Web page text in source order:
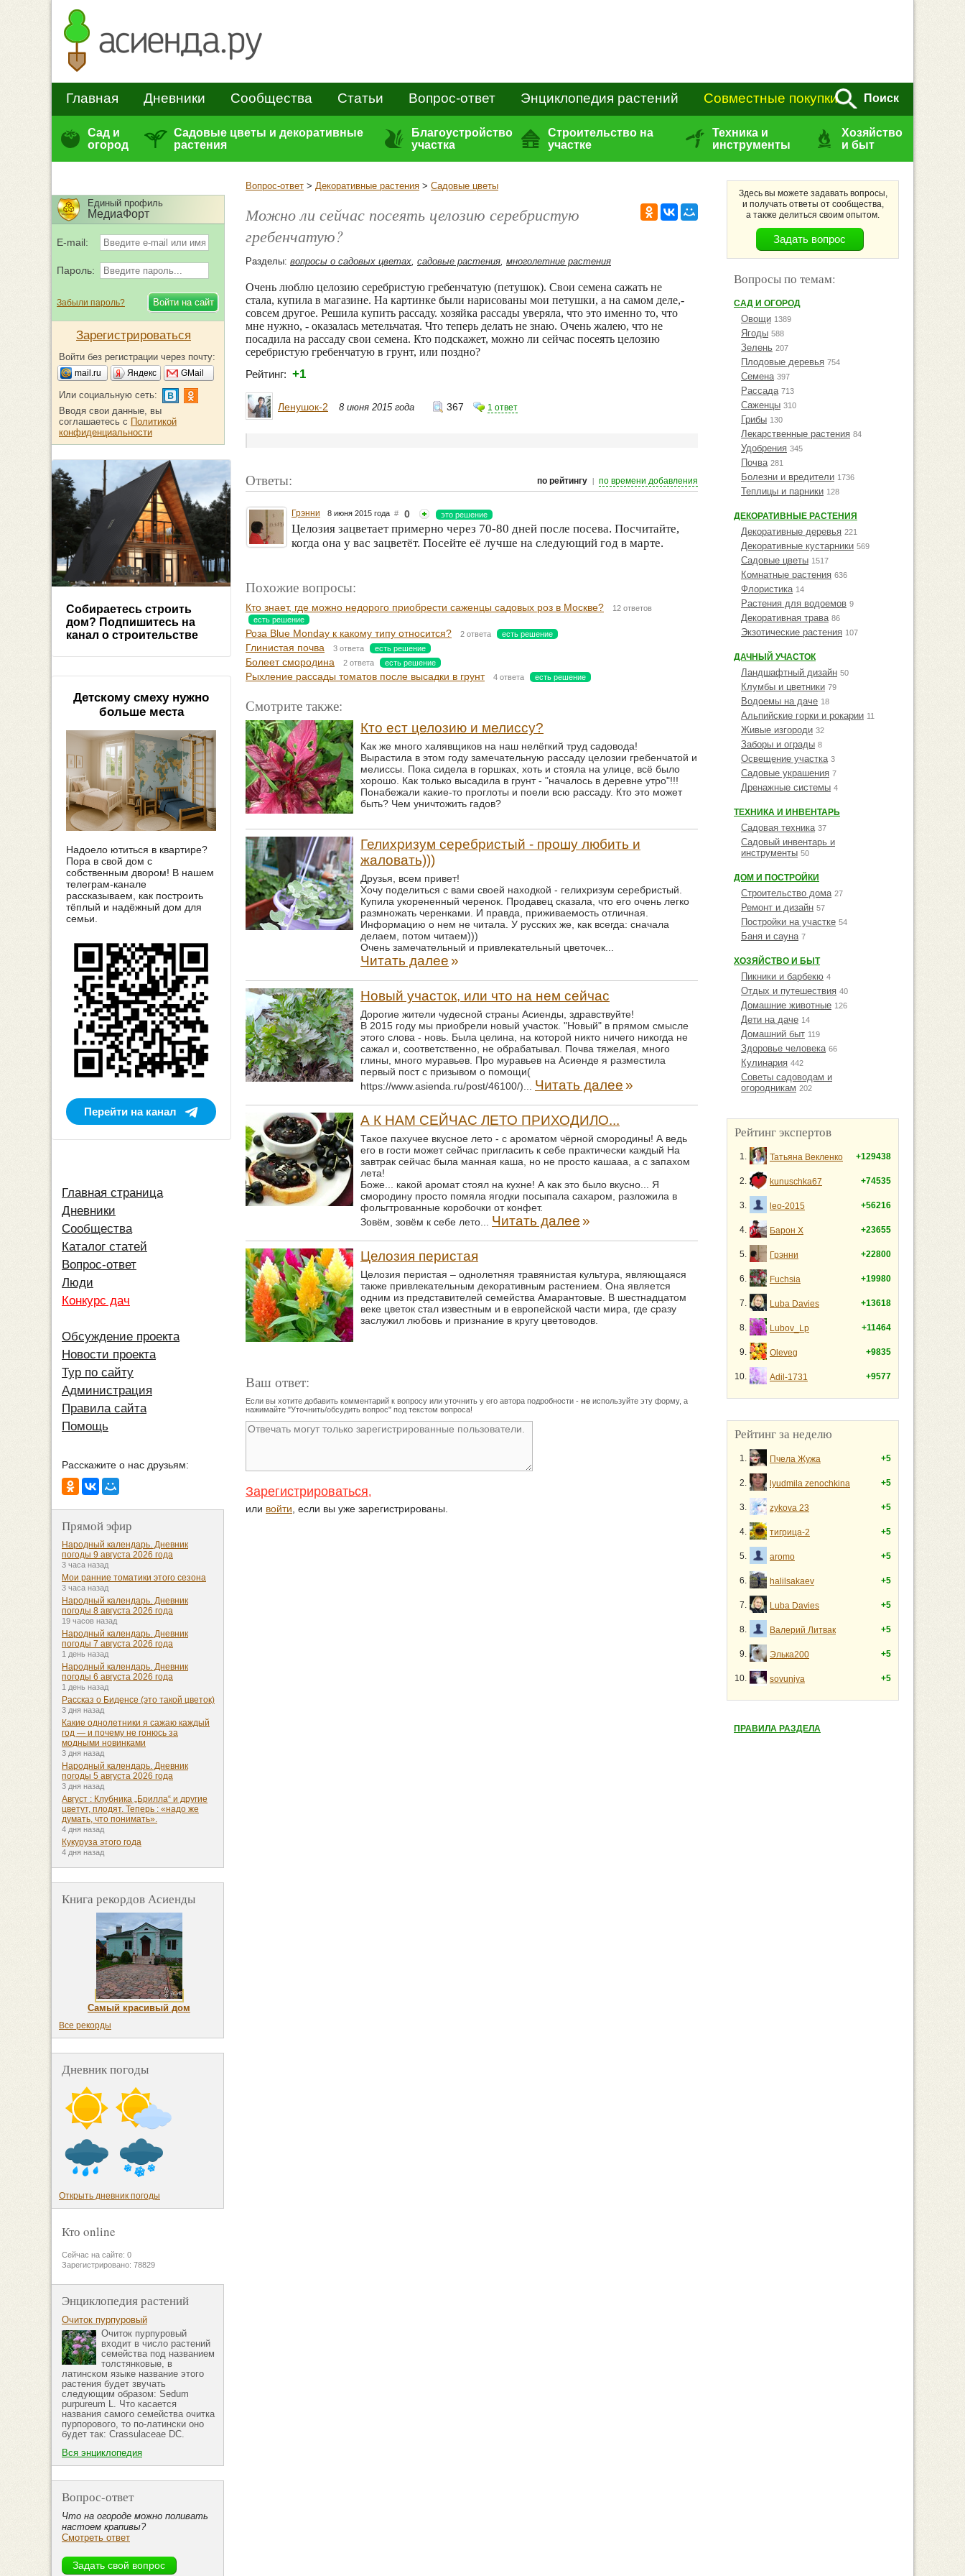
Главная Дневники Сообщества Статьи Вопрос-ответ Энциклопедия растений Совместные покупки Поиск
Сад и
огород
Садовые цветы и декоративные
растения
Благоустройство
участка
Строительство на
участке
Техника и
инструменты
Хозяйство
и быт
Вопрос-ответ > Декоративные растения > Садовые цветы
Можно ли сейчас посеять целозию серебристую
гребенчатую?
Разделы: вопросы о садовых цветах, садовые растения, многолетние растения
Очень люблю целозию серебристую гребенчатую (петушок). Свои семена сажать не
стала, купила в магазине. На картинке были нарисованы мои петушки, а на самом деле,-
совсем другое. Решила купить рассаду. хозяйка рассады уверяла, что это именно то, что
мне нужно, - оказалась метельчатая. Что теперь делать не знаю. Очень жалею, что не
посадила на рассаду свои семена. Кто подскажет, можно ли сейчас посеять целозию
серебристую гребенчатую в грунт, или поздно?
Рейтинг: +1
Ленушок-2 8 июня 2015 года 367 1 ответ
Ответы: по рейтингу | по времени добавления
Грэнни 8 июня 2015 года # 0 это решение
Целозия зацветает примерно через 70-80 дней после посева. Посчитайте,
когда она у вас зацветёт. Посейте её лучше на следующий год в марте.
Похожие вопросы:
Кто знает, где можно недорого приобрести саженцы садовых роз в Москве?
12 ответов
есть решение
Роза Blue Monday к какому типу относится? 2 ответа есть решение
Глинистая почва 3 ответа есть решение
Болеет смородина 2 ответа есть решение
Рыхление рассады томатов после высадки в грунт 4 ответа есть решение
Смотрите также:
Кто ест целозию и мелиссу?
Как же много халявщиков на наш нелёгкий труд садовода!
Вырастила в этом году замечательную рассаду целозии гребенчатой и
мелиссы. Пока сидела в горшках, хоть и стояла на улице, всё было
хорошо. Как только высадила в грунт - "началось в деревне утро"!!!
Понабежали какие-то проглоты и поели всю рассаду. Кто это может
быть? Чем уничтожить гадов?
Гелихризум серебристый - прошу любить и
жаловать)))
Друзья, всем привет!
Хочу поделиться с вами своей находкой - гелихризум серебристый.
Купила укоренeнный черенок. Продавец сказала, что его очень легко
размножать черенками. И правда, приживаемость отличная.
Информацию о нeм не читала. У русских же, как всегда: сначала
делаем, потом читаем)))
Очень замечательный и привлекательный цветочек...
Читать далее»
Новый участок, или что на нем сейчас
Дорогие жители чудесной страны Асиенды, здравствуйте!
В 2015 году мы приобрели новый участок. "Новый" в прямом смысле
этого слова - новь. Была целина, на которой никто ничего никогда не
сажал и, соответственно, не обрабатывал. Почва тяжелая, много
глины, много муравьев. Про муравьев на Асиенде я разместила
первый пост с призывом о помощи(
https://www.asienda.ru/post/46100/)... Читать далее»
А К НАМ СЕЙЧАС ЛЕТО ПРИХОДИЛО...
Такое пахучее вкусное лето - с ароматом чёрной смородины! А ведь
его в гости может сейчас пригласить к себе практически каждый На
завтрак сейчас была манная каша, но не просто кашааа, а с запахом
лета!
Боже... какой аромат стоял на кухне! А как это было вкусно... Я
смородину просто помяла ягодки посыпала сахаром, разложила в
фольгтрованные коробочки от конфет.
Зовём, зовём к себе лето... Читать далее»
Целозия перистая
Целозия перистая – однолетняя травянистая культура, являющаяся
также привлекательным декоративным растением. Она является
одним из представителей семейства Амарантовые. В шестнадцатом
веке цветок стал известным и в европейской части мира, где сразу
заслужил любовь и признание в кругу цветоводов.
Ваш ответ:
Если вы хотите добавить комментарий к вопросу или уточнить у его автора подробности - не используйте эту форму, а
нажимайте "Уточнить/обсудить вопрос" под текстом вопроса!
Зарегистрироваться,
или войти , если вы уже зарегистрированы.
Здесь вы можете задавать вопросы,
и получать ответы от сообщества,
а также делиться своим опытом.
Вопросы по темам:
САД И ОГОРОД
Овощи 1389
Ягоды 588
Зелень 207
Плодовые деревья 754
Семена 397
Рассада 713
Саженцы 310
Грибы 130
Лекарственные растения 84
Удобрения 345
Почва 281
Болезни и вредители 1736
Теплицы и парники 128
ДЕКОРАТИВНЫЕ РАСТЕНИЯ
Декоративные деревья 221
Декоративные кустарники 569
Садовые цветы 1517
Комнатные растения 636
Флористика 14
Растения для водоемов 9
Декоративная трава 86
Экзотические растения 107
ДАЧНЫЙ УЧАСТОК
Ландшафтный дизайн 50
Клумбы и цветники 79
Водоемы на даче 18
Альпийские горки и рокарии 11
Живые изгороди 32
Заборы и ограды 8
Освещение участка 3
Садовые украшения 7
Дренажные системы 4
ТЕХНИКА И ИНВЕНТАРЬ
Садовая техника 37
Садовый инвентарь и
инструменты 50
ДОМ И ПОСТРОЙКИ
Строительство дома 27
Ремонт и дизайн 57
Постройки на участке 54
Баня и сауна 7
ХОЗЯЙСТВО И БЫТ
Пикники и барбекю 4
Отдых и путешествия 40
Домашние животные 126
Дети на даче 14
Домашний быт 119
Здоровье человека 66
Кулинария 442
Советы садоводам и
огородникам 202
Рейтинг экспертов
1. Татьяна Векленко +129438
2. kunuschka67 +74535
3. leo-2015 +56216
4. Барон Х +23655
5. Грэнни +22800
6. Fuchsia +19980
7. Luba Davies +13618
8. Lubov_Lp +11464
9. Oleveg +9835
10. Adil-1731 +9577
Рейтинг за неделю
1. Пчела Жужа +5
2. lyudmila zenochkina +5
3. zykova 23 +5
4. тигрица-2 +5
5. aromo +5
6. halilsakaev +5
7. Luba Davies +5
8. Валерий Литвак +5
9. Элька200 +5
10. sovuniya +5
ПРАВИЛА РАЗДЕЛА
Единый профиль
МедиаФорт
E-mail:
Пароль:
Забыли пароль?
Зарегистрироваться
Войти без регистрации через почту:
mail.ru Яндекс GMail
Или социальную сеть:
Вводя свои данные, вы
соглашаетесь с Политикой
конфиденциальности
Собираетесь строить
дом? Подпишитесь на
канал о строительстве
Детскому смеху нужно
больше места
Надоело ютиться в квартире?
Пора в свой дом с
собственным двором! В нашем
телеграм-канале
рассказываем, как построить
тёплый и надёжный дом для
семьи.
Перейти на канал
Главная страница
Дневники
Сообщества
Каталог статей
Вопрос-ответ
Люди
Конкурс дач
Обсуждение проекта
Новости проекта
Тур по сайту
Администрация
Правила сайта
Помощь
Расскажите о нас друзьям:
Прямой эфир
Народный календарь. Дневник
погоды 9 августа 2026 года
3 часа назад
Мои ранние томатики этого сезона
3 часа назад
Народный календарь. Дневник
погоды 8 августа 2026 года
19 часов назад
Народный календарь. Дневник
погоды 7 августа 2026 года
1 день назад
Народный календарь. Дневник
погоды 6 августа 2026 года
1 день назад
Рассказ о Биденсе (это такой цветок)
3 дня назад
Какие однолетники я сажаю каждый
год — и почему не гонюсь за
модными новинками
3 дня назад
Народный календарь. Дневник
погоды 5 августа 2026 года
3 дня назад
Август : Клубника „Брилла“ и другие
цветут, плодят. Теперь : «надо же
думать, что понимать».
4 дня назад
Кукуруза этого года
4 дня назад
Книга рекордов Асиенды
Самый красивый дом
Все рекорды
Дневник погоды
Открыть дневник погоды
Кто online
Сейчас на сайте: 0
Зарегистрировано: 78829
Энциклопедия растений
Очиток пурпуровый
Очиток пурпуровый
входит в число растений
семейства под названием
толстянковые, в
латинском языке название этого
растения будет звучать
следующим образом: Sedum
purpureum L. Что касается
названия самого семейства очитка
пурпорового, то по-латински оно
будет так: Crassulaceae DC.
Вся энциклопедия
Вопрос-ответ
Что на огороде можно поливать
настоем крапивы?
Смотреть ответ